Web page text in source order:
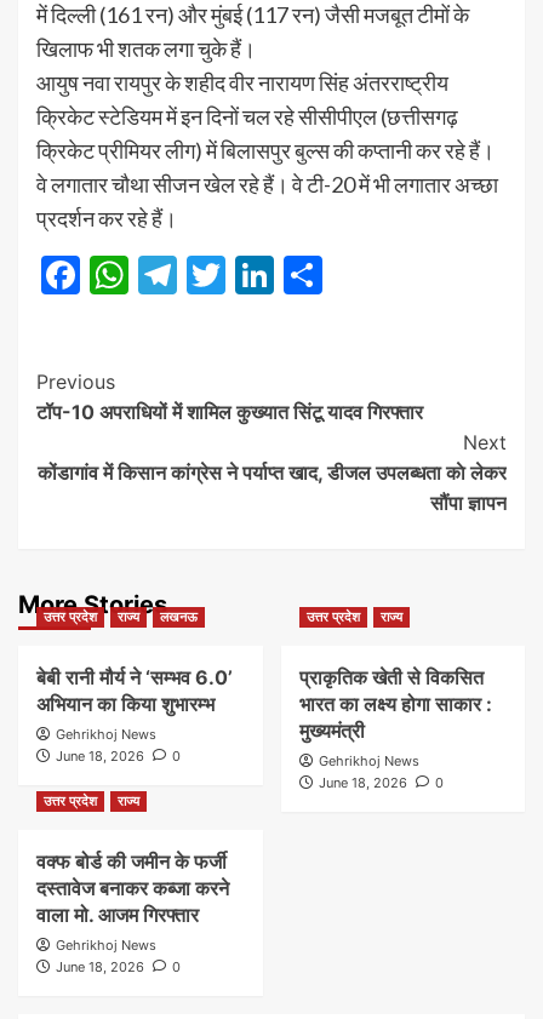
में दिल्ली (161 रन) और मुंबई (117 रन) जैसी मजबूत टीमों के
खिलाफ भी शतक लगा चुके हैं।
आयुष नवा रायपुर के शहीद वीर नारायण सिंह अंतरराष्ट्रीय
क्रिकेट स्टेडियम में इन दिनों चल रहे सीसीपीएल (छत्तीसगढ़
क्रिकेट प्रीमियर लीग) में बिलासपुर बुल्स की कप्तानी कर रहे हैं।
वे लगातार चौथा सीजन खेल रहे हैं। वे टी-20 में भी लगातार अच्छा
प्रदर्शन कर रहे हैं।
Facebook
WhatsApp
Telegram
TwitterLinkedIn
Post
Navigation
Previous
टॉप-10 अपराधियों में शामिल कुख्यात सिंटू यादव गिरफ्तार
Next
कोंडागांव में किसान कांग्रेस ने पर्याप्त खाद, डीजल उपलब्धता काे लेकर
सौंपा ज्ञापन
More Stories
उत्तर प्रदेश राज्य लखनऊ
बेबी रानी मौर्य ने ‘सम्भव 6.0’
अभियान का किया शुभारम्भ
Gehrikhoj News
June 18, 2026
0
उत्तर प्रदेश राज्य
प्राकृतिक खेती से विकसित
भारत का लक्ष्य होगा साकार :
मुख्यमंत्री
Gehrikhoj News
June 18, 2026
0
उत्तर प्रदेश
राज्य
वक्फ बोर्ड की जमीन के फर्जी
दस्तावेज बनाकर कब्जा करने
वाला मो. आजम गिरफ्तार
Gehrikhoj News
June 18, 2026
0